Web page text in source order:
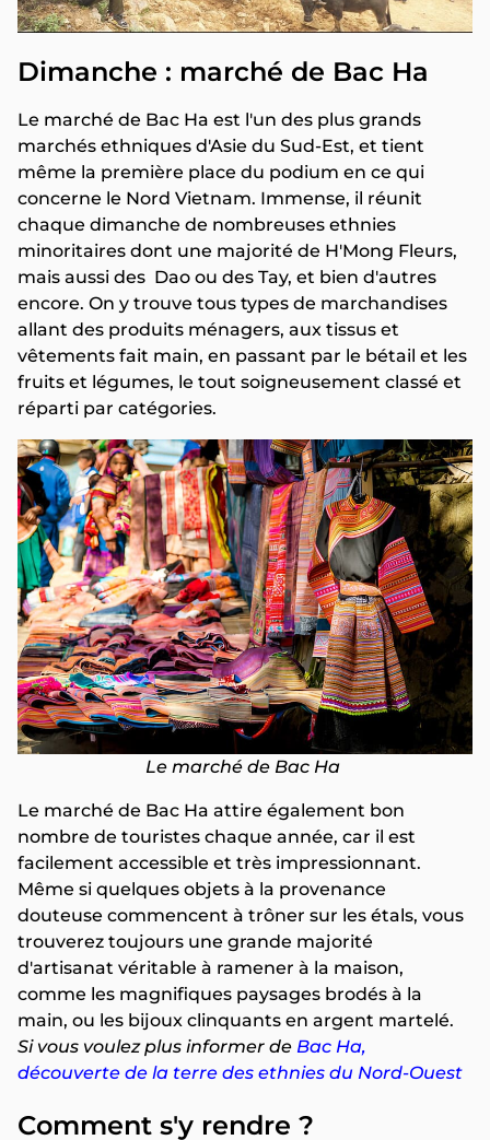
Dimanche : marché de Bac Ha
Le marché de Bac Ha est l'un des plus grands
marchés ethniques d'Asie du Sud-Est, et tient
même la première place du podium en ce qui
concerne le Nord Vietnam. Immense, il réunit
chaque dimanche de nombreuses ethnies
minoritaires dont une majorité de H'Mong Fleurs,
mais aussi des Dao ou des Tay, et bien d'autres
encore. On y trouve tous types de marchandises
allant des produits ménagers, aux tissus et
vêtements fait main, en passant par le bétail et les
fruits et légumes, le tout soigneusement classé et
réparti par catégories.
Le marché de Bac Ha
Le marché de Bac Ha attire également bon
nombre de touristes chaque année, car il est
facilement accessible et très impressionnant.
Même si quelques objets à la provenance
douteuse commencent à trôner sur les étals, vous
trouverez toujours une grande majorité
d'artisanat véritable à ramener à la maison,
comme les magnifiques paysages brodés à la
main, ou les bijoux clinquants en argent martelé.
Si vous voulez plus informer de Bac Ha,
découverte de la terre des ethnies du Nord-Ouest
Comment s'y rendre ?